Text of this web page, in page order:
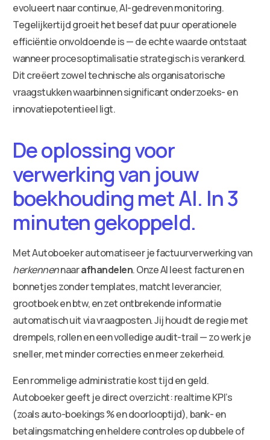
evolueert naar continue, AI-gedreven monitoring.
Tegelijkertijd groeit het besef dat puur operationele
efficiëntie onvoldoende is — de echte waarde ontstaat
wanneer procesoptimalisatie strategisch is verankerd.
Dit creëert zowel technische als organisatorische
vraagstukken waarbinnen significant onderzoeks- en
innovatiepotentieel ligt.
De oplossing voor
verwerking van jouw
boekhouding met AI. In 3
minuten gekoppeld.
Met Autoboeker automatiseer je factuurverwerking van
herkennennaarafhandelen. Onze AI leest facturen en
bonnetjes zonder templates, matcht leverancier,
grootboek en btw, en zet ontbrekende informatie
automatisch uit via vraagposten. Jij houdt de regie met
drempels, rollen en een volledige audit-trail — zo werk je
sneller, met minder correcties en meer zekerheid.
Een rommelige administratie kost tijd en geld.
Autoboeker geeft je direct overzicht: realtime KPI’s
(zoals auto-boekings % en doorlooptijd), bank- en
betalingsmatching en heldere controles op dubbele of